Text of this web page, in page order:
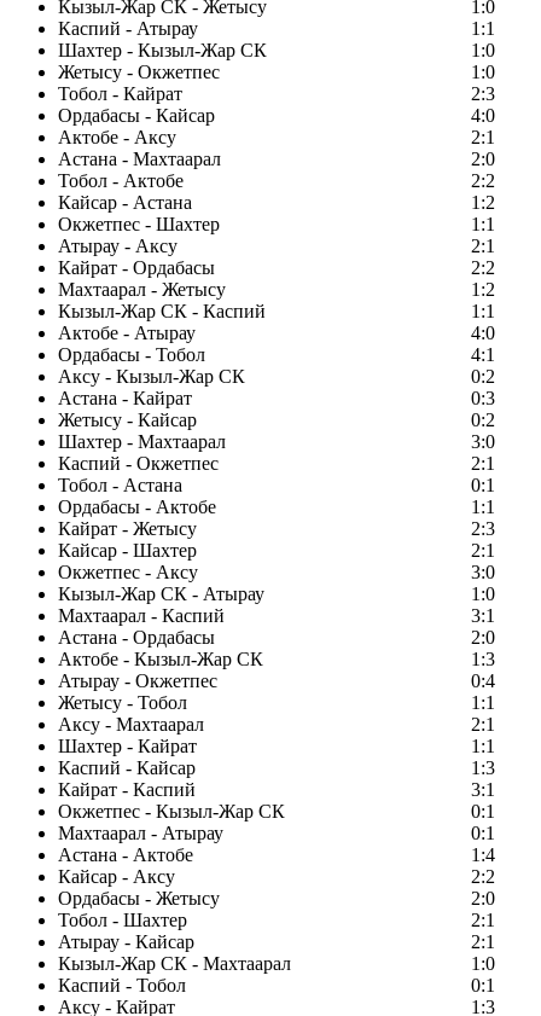
Кызыл-Жар СК - Жетысу
1:0
Каспий - Атырау
1:1
Шахтер - Кызыл-Жар СК
1:0
Жетысу - Окжетпес
1:0
Тобол - Кайрат
2:3
Ордабасы - Кайсар
4:0
Актобе - Аксу
2:1
Астана - Махтаарал
2:0
Тобол - Актобе
2:2
Кайсар - Астана
1:2
Окжетпес - Шахтер
1:1
Атырау - Аксу
2:1
Кайрат - Ордабасы
2:2
Махтаарал - Жетысу
1:2
Кызыл-Жар СК - Каспий
1:1
Актобе - Атырау
4:0
Ордабасы - Тобол
4:1
Аксу - Кызыл-Жар СК
0:2
Астана - Кайрат
0:3
Жетысу - Кайсар
0:2
Шахтер - Махтаарал
3:0
Каспий - Окжетпес
2:1
Тобол - Астана
0:1
Ордабасы - Актобе
1:1
Кайрат - Жетысу
2:3
Кайсар - Шахтер
2:1
Окжетпес - Аксу
3:0
Кызыл-Жар СК - Атырау
1:0
Махтаарал - Каспий
3:1
Астана - Ордабасы
2:0
Актобе - Кызыл-Жар СК
1:3
Атырау - Окжетпес
0:4
Жетысу - Тобол
1:1
Аксу - Махтаарал
2:1
Шахтер - Кайрат
1:1
Каспий - Кайсар
1:3
Кайрат - Каспий
3:1
Окжетпес - Кызыл-Жар СК
0:1
Махтаарал - Атырау
0:1
Астана - Актобе
1:4
Кайсар - Аксу
2:2
Ордабасы - Жетысу
2:0
Тобол - Шахтер
2:1
Атырау - Кайсар
2:1
Кызыл-Жар СК - Махтаарал
1:0
Каспий - Тобол
0:1
Аксу - Кайрат
1:3